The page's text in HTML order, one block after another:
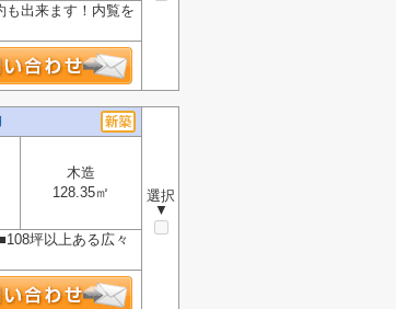
出来ます！内覧を
選択
▼
木造
128.35㎡
坪以上ある広々